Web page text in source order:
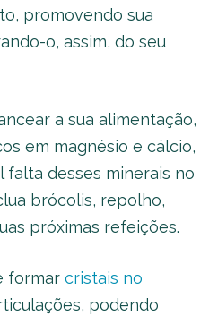
promovendo sua
o, assim, do seu
a sua alimentação,
em magnésio e cálcio,
falta desses minerais no
brócolis, repolho,
próximas refeições.
formar cristais no
podendo